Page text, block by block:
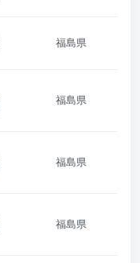
福島県
福島県
福島県
福島県